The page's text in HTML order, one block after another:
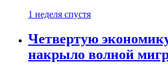
1 неделя спустя
Четвертую
накрыло волной